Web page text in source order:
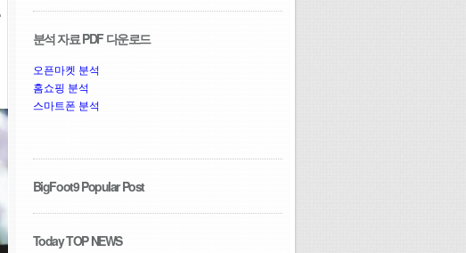
분석 자료 PDF 다운로드
오픈마켓 분석
홈쇼핑 분석
스마트폰 분석
BigFoot9 Popular Post
Today TOP NEWS